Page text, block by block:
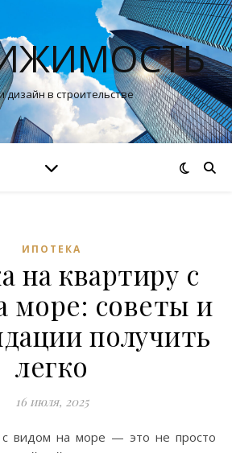
дизайн в строительстве
ИПОТЕКА
на квартиру с
море: советы и
получить
легко
16 июля, 2025